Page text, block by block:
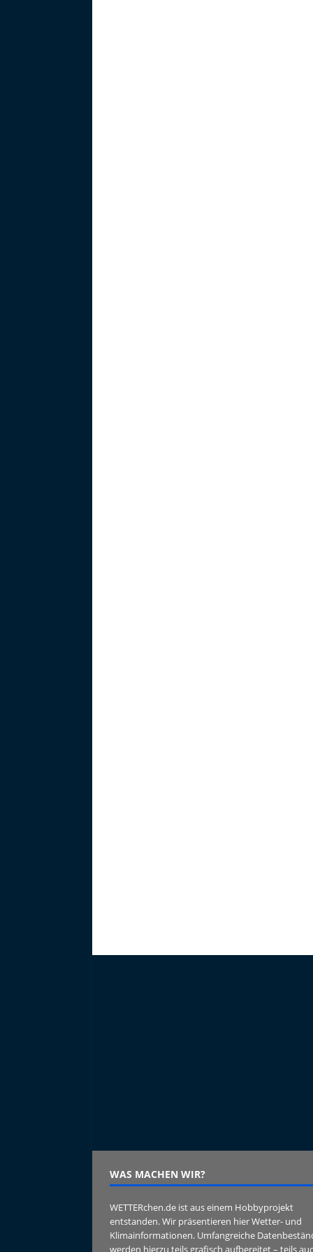
WAS MACHEN WIR?
WETTERchen.de ist aus einem Hobbyprojekt
entstanden. Wir präsentieren hier Wetter- und
Klimainformationen. Umfangreiche
werden hierzu teils grafisch aufbereitet – teils